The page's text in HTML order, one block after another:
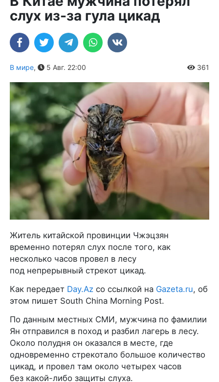
слух из-за гула цикад
В мире, 5 Авг. 22:00 361
Житель китайской провинции Чжэцзян
временно потерял слух после того, как
несколько часов провел в лесу
под непрерывный стрекот цикад.
Как передает Day.Az со ссылкой на Gazeta.ru, об
этом пишет South China Morning Post.
По данным местных СМИ, мужчина по фамилии
Ян отправился в поход и разбил лагерь в лесу.
Около полудня он оказался в месте, где
одновременно стрекотало большое количество
цикад, и провел там около четырех часов
без какой-либо защиты слуха.